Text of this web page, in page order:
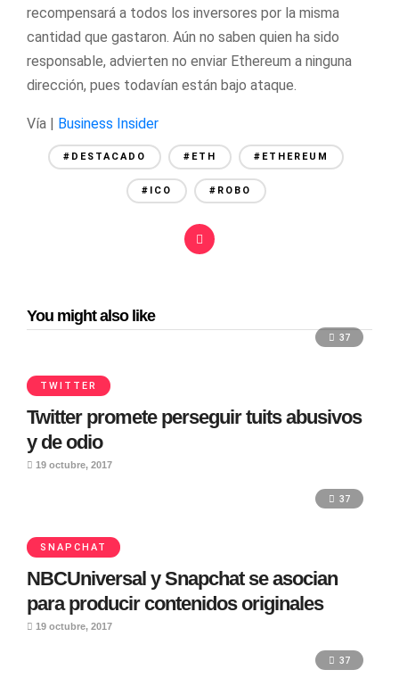
recompensará a todos los inversores por la misma
cantidad que gastaron. Aún no saben quien ha sido
responsable, advierten no enviar Ethereum a ninguna
dirección, pues todavían están bajo ataque.
Vía | Business Insider
#DESTACADO #ETH #ETHEREUM
#ICO #ROBO
You might also like
37
TWITTER
Twitter promete perseguir tuits abusivos
y de odio
19 octubre, 2017
37
SNAPCHAT
NBCUniversal y Snapchat se asocian
para producir contenidos originales
19 octubre, 2017
37